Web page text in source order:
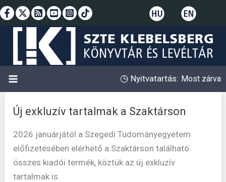
Skip
to
◷ Nyitvatartás: Most zárva
Új exkluzív tartalmak a Szaktárson
2026 januárjától a Szegedi Tudományegyetem
előfizetésében elérhető a Szaktárson található
összes kiadói termék, köztük az új exkluzív
tartalmak is.
Új
tartalmak
a
Szaktárson